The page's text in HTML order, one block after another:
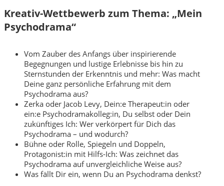
Kreativ-Wettbewerb zum Thema: „Mein
Psychodrama“
Vom Zauber des Anfangs über inspirierende
Begegnungen und lustige Erlebnisse bis hin zu
Sternstunden der Erkenntnis und mehr: Was macht
Deine ganz persönliche Erfahrung mit dem
Psychodrama aus?
Zerka oder Jacob Levy, Dein:e Therapeut:in oder
ein:e Psychodramakolleg:in, Du selbst oder Dein
zukünftiges Ich: Wer verkörpert für Dich das
Psychodrama – und wodurch?
Bühne oder Rolle, Spiegeln und Doppeln,
Protagonist:in mit Hilfs-Ich: Was zeichnet das
Psychodrama auf unvergleichliche Weise aus?
Was fällt Dir ein, wenn Du an Psychodrama denkst?